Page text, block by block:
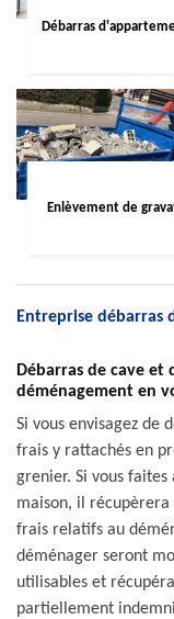
Débarras
Enlèvement de
Entreprise débarras
Débarras de cave et
déménagement en
Si vous envisagez de
frais y rattachés en
grenier. Si vous
maison, il récupèrera
frais relatifs au
déménager seront
utilisables et
partiellement